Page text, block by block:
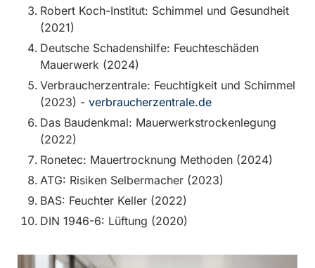
Robert Koch-Institut: Schimmel und Gesundheit
(2021)
Deutsche Schadenshilfe: Feuchteschäden
Mauerwerk (2024)
Verbraucherzentrale: Feuchtigkeit und Schimmel
(2023) - verbraucherzentrale.de
Das Baudenkmal: Mauerwerkstrockenlegung
(2022)
Ronetec: Mauertrocknung Methoden (2024)
ATG: Risiken Selbermacher (2023)
BAS: Feuchter Keller (2022)
DIN 1946-6: Lüftung (2020)